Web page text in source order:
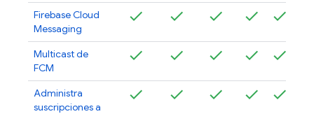
Firebase Cloud
Messaging
Multicast de
FCM
Administra
suscripciones a